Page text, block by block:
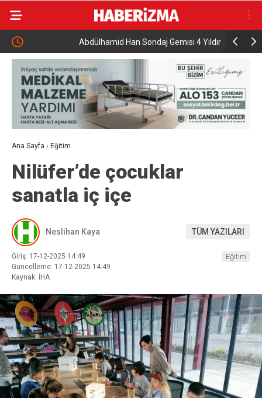
Abdülhamid Han Sondaj Gemisi 4 Yıldır Mavi Vatan
İçin Çalışıyor
AK Parti
Ana Sayfa › Eğitim
Nilüfer’de çocuklar
sanatla iç içe
Neslihan Kaya TÜM YAZILARI
Giriş: 17-12-2025 14:49
Güncelleme: 17-12-2025 14:49
Kaynak: İHA
Eğitim